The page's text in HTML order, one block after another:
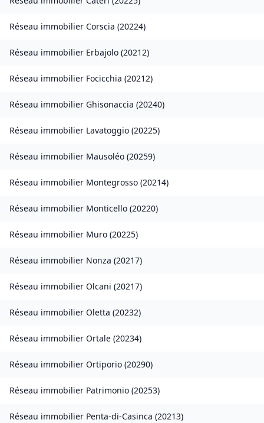
Réseau immobilier Corscia (20224)
Réseau immobilier Erbajolo (20212)
Réseau immobilier Focicchia (20212)
Réseau immobilier Ghisonaccia (20240)
Réseau immobilier Lavatoggio (20225)
Réseau immobilier Mausoléo (20259)
Réseau immobilier Montegrosso (20214)
Réseau immobilier Monticello (20220)
Réseau immobilier Muro (20225)
Réseau immobilier Nonza (20217)
Réseau immobilier Olcani (20217)
Réseau immobilier Oletta (20232)
Réseau immobilier Ortale (20234)
Réseau immobilier Ortiporio (20290)
Réseau immobilier Patrimonio (20253)
Réseau immobilier Penta-di-Casinca (20213)